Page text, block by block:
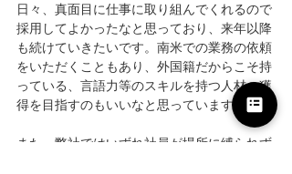
日々、真面目に仕事に取り組んでくれるので
採用してよかったなと思っており、来年以降
も続けていきたいです。南米での業務の依頼
をいただくこともあり、外国籍だからこそ持
っている、言語力等のスキルを持つ人材の獲
得を目指すのもいいなと思っています。
また、弊社ではいずれ社員が場所に縛られず